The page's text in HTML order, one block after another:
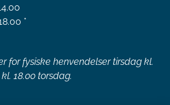
*
for fysiske henvendelser tirsdag kl.
18.00 torsdag.